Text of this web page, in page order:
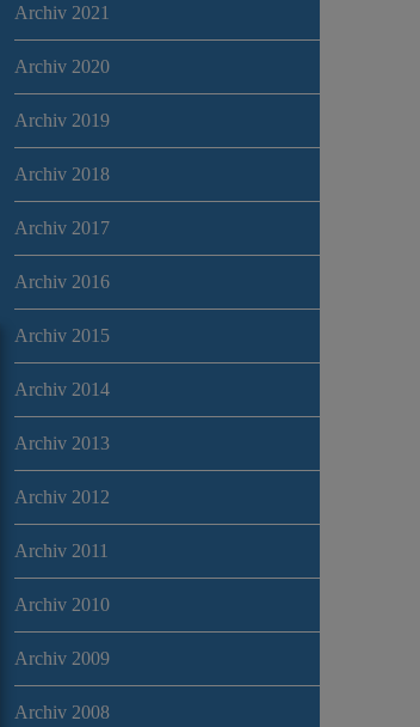
Archiv 2021
Archiv 2020
Archiv 2019
Archiv 2018
Archiv 2017
Archiv 2016
Archiv 2015
Archiv 2014
Archiv 2013
Archiv 2012
Archiv 2011
Archiv 2010
Archiv 2009
Archiv 2008